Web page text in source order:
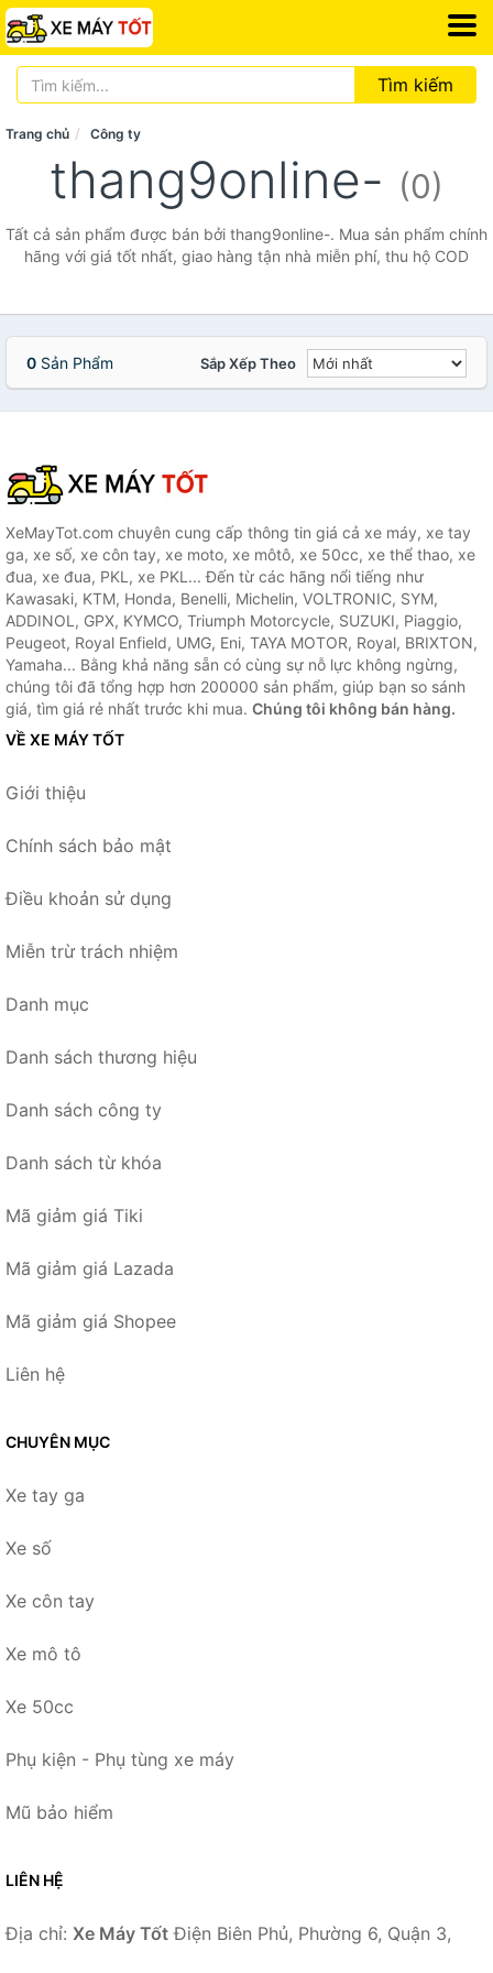
Tìm kiếm
Trang chủ Công ty
thang9online- (0)
Tất cả sản phẩm được bán bởi thang9online-. Mua sản phẩm chính
hãng với giá tốt nhất, giao hàng tận nhà miễn phí, thu hộ COD
0 Sản Phẩm Sắp Xếp Theo
XeMayTot.com chuyên cung cấp thông tin giá cả xe máy, xe tay
ga, xe số, xe côn tay, xe moto, xe môtô, xe 50cc, xe thể thao, xe
đua, xe đua, PKL, xe PKL... Đến từ các hãng nổi tiếng như
Kawasaki, KTM, Honda, Benelli, Michelin, VOLTRONIC, SYM,
ADDINOL, GPX, KYMCO, Triumph Motorcycle, SUZUKI, Piaggio,
Peugeot, Royal Enfield, UMG, Eni, TAYA MOTOR, Royal, BRIXTON,
Yamaha... Bằng khả năng sẵn có cùng sự nỗ lực không ngừng,
chúng tôi đã tổng hợp hơn 200000 sản phẩm, giúp bạn so sánh
giá, tìm giá rẻ nhất trước khi mua. Chúng tôi không bán hàng.
VỀ XE MÁY TỐT
Giới thiệu
Chính sách bảo mật
Điều khoản sử dụng
Miễn trừ trách nhiệm
Danh mục
Danh sách thương hiệu
Danh sách công ty
Danh sách từ khóa
Mã giảm giá Tiki
Mã giảm giá Lazada
Mã giảm giá Shopee
Liên hệ
CHUYÊN MỤC
Xe tay ga
Xe số
Xe côn tay
Xe mô tô
Xe 50cc
Phụ kiện - Phụ tùng xe máy
Mũ bảo hiểm
LIÊN HỆ
Địa chỉ: Xe Máy Tốt Điện Biên Phủ, Phường 6, Quận 3,